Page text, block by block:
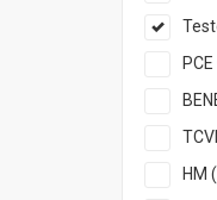
HM